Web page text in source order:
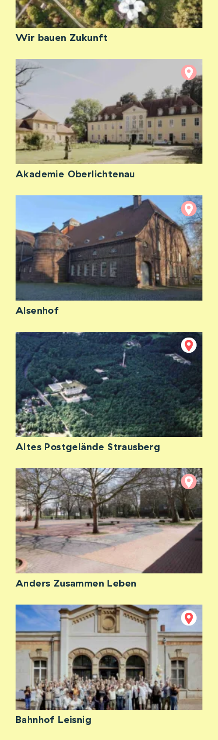
Wir bauen Zukunft
Akademie Oberlichtenau
Alsenhof
Altes Postgelände Strausberg
Anders Zusammen Leben
Bahnhof Leisnig